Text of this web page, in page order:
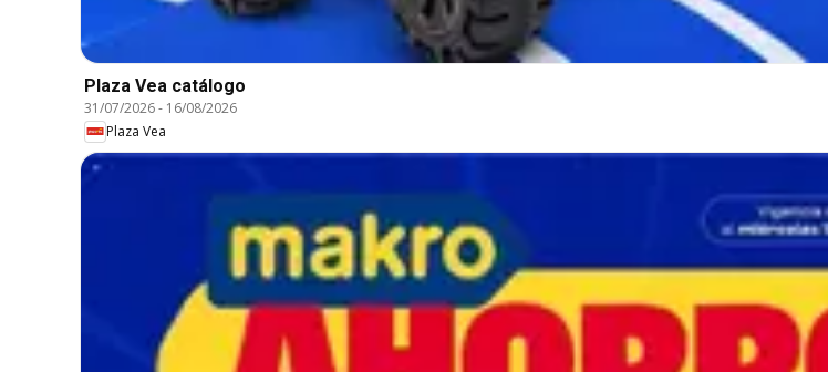
Plaza Vea catálogo
31/07/2026- 16/08/2026
Plaza Vea